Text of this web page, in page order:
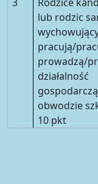
lub rodzic
pracują/
prowadzą/
działalność
obwodzie
10 pkt